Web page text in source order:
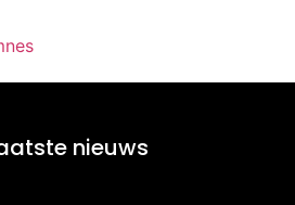
nieuws